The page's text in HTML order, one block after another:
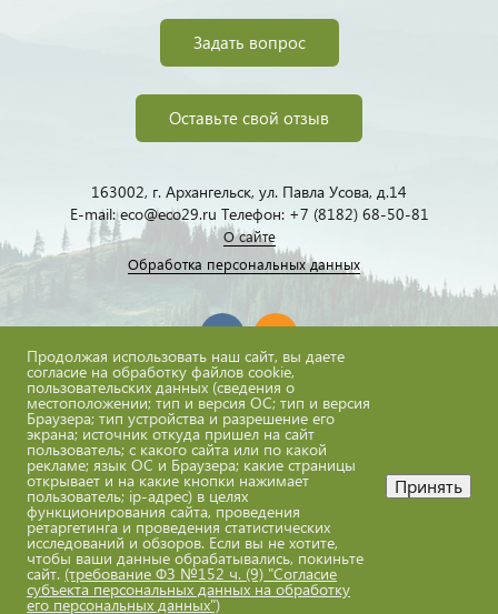
Задать вопрос
Оставьте свой отзыв
163002, г. Архангельск, ул. Павла Усова, д.14
E-mail: eco@eco29.ru Телефон: +7 (8182) 68-50-81
О сайте
Обработка персональных данных
eco@eco29.ru
Все материалы сайта доступны по лицензии:
Creative Commons Attribution 4.0 International
ГБУ АО "Экоцентр"
Продолжая использовать наш сайт, вы даете
согласие на обработку файлов cookie,
пользовательских данных (сведения о
местоположении; тип и версия ОС; тип и версия
Браузера; тип устройства и разрешение его
экрана; источник откуда пришел на сайт
пользователь; с какого сайта или по какой
рекламе; язык ОС и Браузера; какие страницы
открывает и на какие кнопки нажимает
пользователь; ip-адрес) в целях
функционирования сайта, проведения
ретаргетинга и проведения статистических
исследований и обзоров. Если вы не хотите,
чтобы ваши данные обрабатывались, покиньте
сайт. (требование ФЗ №152 ч. (9) "Согласие
субъекта персональных данных на обработку
его персональных данных")
Принять